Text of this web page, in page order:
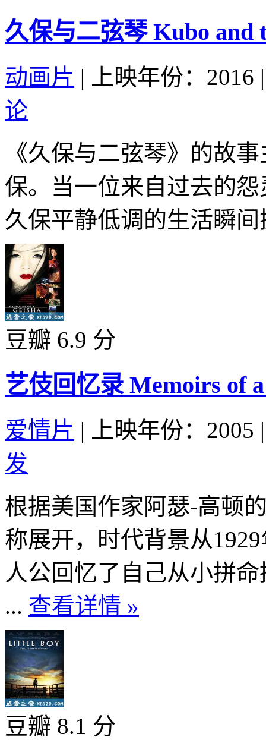
久保与二弦琴 Kubo and
动画片 | 上映年份：2016 |
论
《久保与二弦琴》的故
保。当一位来自过去的
久保平静低调的生活瞬
豆瓣 6.9 分
艺伎回忆录 Memoirs of
爱情片 | 上映年份：2005 |
发
根据美国作家阿瑟-高顿
称展开，时代背景从
人公回忆了自己从小拼
... 查看详情 »
豆瓣 8.1 分